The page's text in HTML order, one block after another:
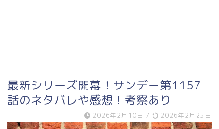
最新シリーズ開幕！サンデー第1157
話のネタバレや感想！考察あり
2026年2月10日 / 2026年2月25日